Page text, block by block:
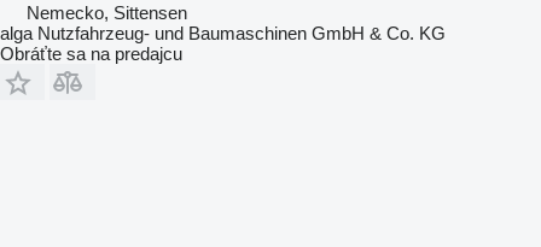
Nemecko, Sittensen
alga Nutzfahrzeug- und Baumaschinen GmbH & Co. KG
Obráťte sa na predajcu